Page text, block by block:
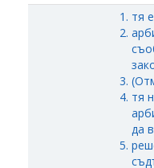
тя
тя
да